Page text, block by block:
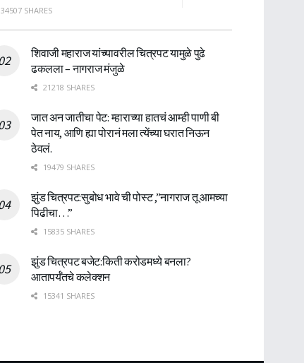
34507 SHARES
शिवाजी महाराज यांच्यावरील चित्रपट यामुळे पुढे
ढकलला – नागराज मंजुळे
21218 SHARES
जात अन जातीचा पेट: म्हाराच्या हातचं आम्ही पाणी बी
पेत नाय, आणि ह्या पोरानं मला त्येंच्या घरात निऊन
ठेवलं.
19479 SHARES
झुंड चित्रपट:सुबोध भावे ची पोस्ट ,”नागराज तू आमच्या
पिढीचा…”
15835 SHARES
झुंड चित्रपट बजेट:किती करोडमध्ये बनला?
आतापर्यँतचे कलेक्शन
15341 SHARES